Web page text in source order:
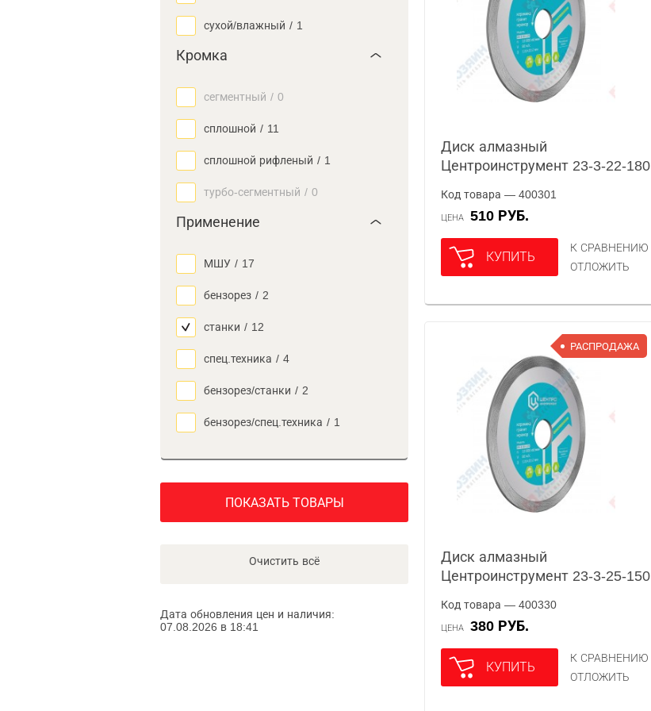
сухой/влажный / 1
Кромка
сегментный / 0
сплошной / 11
сплошной рифленый / 1
турбо-сегментный / 0
Применение
МШУ / 17
бензорез / 2
станки / 12
спец.техника / 4
бензорез/станки / 2
бензорез/спец.техника / 1
ПОКАЗАТЬ ТОВАРЫ
Очистить всё
Дата обновления цен и наличия:
07.08.2026 в 18:41
Диск алмазный
Центроинструмент 23-3-22-180
Код товара — 400301
ЦЕНА 510 РУБ.
КУПИТЬ
К СРАВНЕНИЮ
ОТЛОЖИТЬ
РАСПРОДАЖА
Диск алмазный
Центроинструмент 23-3-25-150
Код товара — 400330
ЦЕНА 380 РУБ.
КУПИТЬ
К СРАВНЕНИЮ
ОТЛОЖИТЬ